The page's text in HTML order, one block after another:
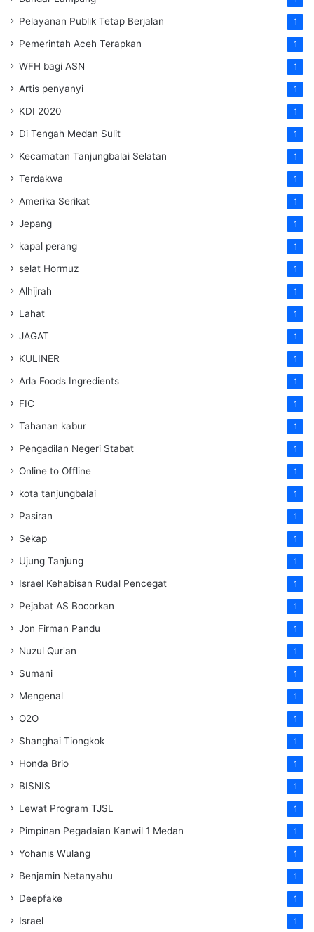
Pelayanan Publik Tetap Berjalan 1
Pemerintah Aceh Terapkan 1
WFH bagi ASN 1
Artis penyanyi 1
KDI 2020 1
Di Tengah Medan Sulit 1
Kecamatan Tanjungbalai Selatan 1
Terdakwa 1
Amerika Serikat 1
Jepang 1
kapal perang 1
selat Hormuz 1
Alhijrah 1
Lahat 1
JAGAT 1
KULINER 1
Arla Foods Ingredients 1
FIC 1
Tahanan kabur 1
Pengadilan Negeri Stabat 1
Online to Offline 1
kota tanjungbalai 1
Pasiran 1
Sekap 1
Ujung Tanjung 1
Israel Kehabisan Rudal Pencegat 1
Pejabat AS Bocorkan 1
Jon Firman Pandu 1
Nuzul Qur'an 1
Sumani 1
Mengenal 1
O2O 1
Shanghai Tiongkok 1
Honda Brio 1
BISNIS 1
Lewat Program TJSL 1
Pimpinan Pegadaian Kanwil 1 Medan 1
Yohanis Wulang 1
Benjamin Netanyahu 1
Deepfake 1
Israel 1